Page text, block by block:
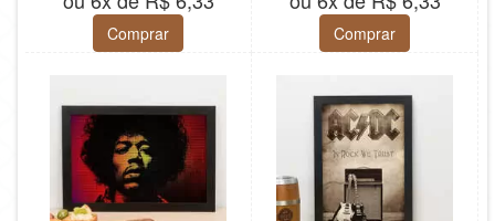
Comprar Comprar